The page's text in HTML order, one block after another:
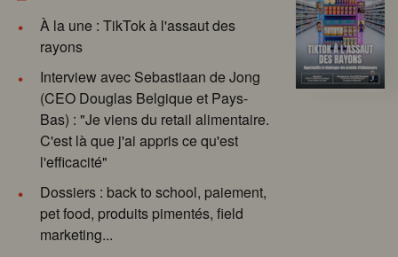
À la une : TikTok à l'assaut des
rayons
Interview avec Sebastiaan de Jong
(CEO Douglas Belgique et Pays-
Bas) : "Je viens du retail alimentaire.
C'est là que j'ai appris ce qu'est
l'efficacité"
Dossiers : back to school, paiement,
pet food, produits pimentés, field
marketing...